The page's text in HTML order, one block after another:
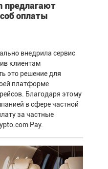
предлагают
оплаты
внедрила сервис
клиентам
это решение для
платформе
Благодаря этому
в сфере частной
за частные
Pay.